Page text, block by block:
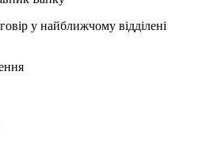
у найближчому відділені